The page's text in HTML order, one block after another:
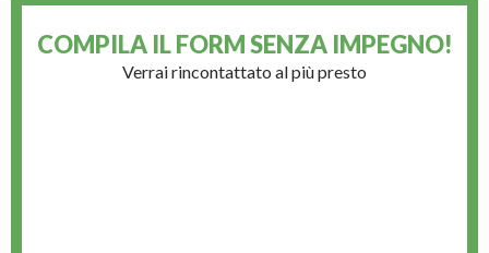
COMPILA IL FORMSENZA IMPEGNO!
Verrai rincontattato al più presto